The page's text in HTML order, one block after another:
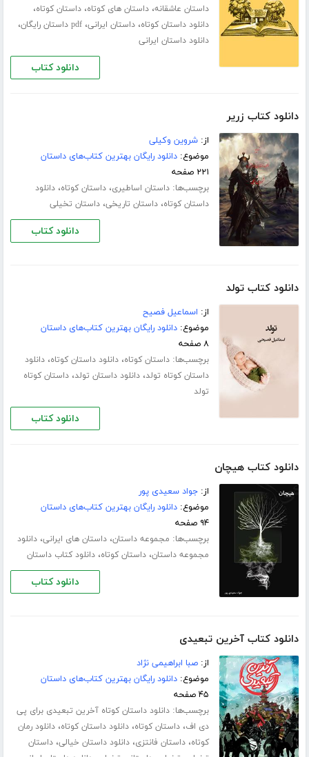
داستان عاشقانه،داستان های کوتاه،داستان کوتاه،
دانلود داستان کوتاه،داستان ایرانی،pdf داستان رایگان ،
دانلود داستان ایرانی
دانلود کتاب
دانلود کتاب زریر
از:شروین وکیلی
موضوع:دانلود رایگان بهترین کتاب‌های داستان
۲۲۱ صفحه
برچسب‌ها:داستان اساطیری،داستان کوتاه،دانلود
داستان کوتاه،داستان تاریخی،داستان تخیلی
دانلود کتاب
دانلود کتاب تولد
از: اسماعیل فصیح
موضوع:دانلود رایگان بهترین کتاب‌های داستان
۸ صفحه
برچسب‌ها:داستان کوتاه،دانلود داستان کوتاه،دانلود
داستان کوتاه تولد،دانلود داستان تولد،داستان کوتاه
تولد
دانلود کتاب
دانلود کتاب هیچان
از:جواد سعیدی پور
موضوع:دانلود رایگان بهترین کتاب‌های داستان
۹۴ صفحه
برچسب‌ها: مجموعه داستان،داستان های ایرانی،دانلود
مجموعه داستان،داستان کوتاه،دانلود کتاب داستان
دانلود کتاب
دانلود کتاب آخرین تبعیدی
از:صبا ابراهیمی نژاد
موضوع:دانلود رایگان بهترین کتاب‌های داستان
۴۵ صفحه
برچسب‌ها:دانلود داستان کوتاه آخرین تبعیدی برای پی
دی اف،داستان کوتاه،دانلود داستان کوتاه،دانلود رمان
کوتاه،داستان فانتزی،دانلود داستان خیالی،داستان